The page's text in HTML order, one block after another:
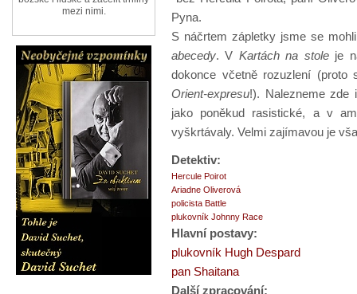
Pyna.
S náčrtem zápletky jsme se
abecedy. V Kartách na stoleje
dokonce včetně rozuzlení
Orient-expresu!). Nalezneme zde
jako poněkud rasistické, a v
vyškrtávaly. Velmi zajímavou je
Detektiv:
Hercule Poirot
Ariadne Oliverová
policista Battle
plukovník Johnny Race
Hlavní postavy:
plukovník Hugh Despard
pan Shaitana
Další zpracování:
mezi nimi.